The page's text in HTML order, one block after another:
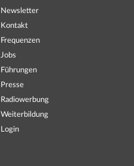
Newsletter
Kontakt
Frequenzen
Jobs
Führungen
Presse
Radiowerbung
Weiterbildung
Login